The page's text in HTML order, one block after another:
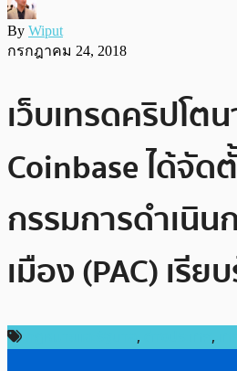
By Wiput
กรกฎาคม 24, 2018
เว็บเทรดคริปโต
Coinbase ได้จั
กรรมการดำเนิน
เมือง (PAC) เรีย
, ,